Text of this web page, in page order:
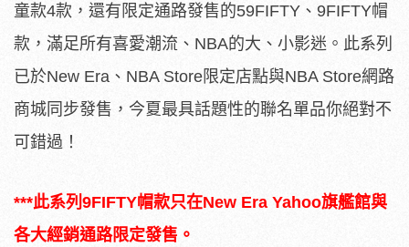
童款4款，還有限定通路發售的59FIFTY、9FIFTY帽
款，滿足所有喜愛潮流、NBA的大、小影迷。此系列
已於New Era、NBA Store限定店點與NBA Store網路
商城同步發售，今夏最具話題性的聯名單品你絕對不
可錯過！
***此系列9FIFTY帽款只在New Era Yahoo旗艦館與
各大經銷通路限定發售。